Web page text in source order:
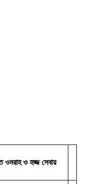
ওমরাহ ও হজ্জ সেবায়